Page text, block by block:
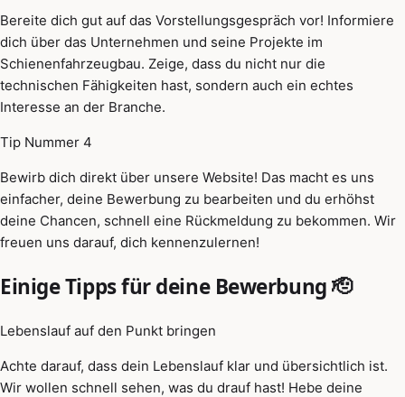
Bereite dich gut auf das Vorstellungsgespräch vor! Informiere
dich über das Unternehmen und seine Projekte im
Schienenfahrzeugbau. Zeige, dass du nicht nur die
technischen Fähigkeiten hast, sondern auch ein echtes
Interesse an der Branche.
Tip Nummer 4
Bewirb dich direkt über unsere Website! Das macht es uns
einfacher, deine Bewerbung zu bearbeiten und du erhöhst
deine Chancen, schnell eine Rückmeldung zu bekommen. Wir
freuen uns darauf, dich kennenzulernen!
Einige Tipps für deine Bewerbung 🫡
Lebenslauf auf den Punkt bringen
Achte darauf, dass dein Lebenslauf klar und übersichtlich ist.
Wir wollen schnell sehen, was du drauf hast! Hebe deine